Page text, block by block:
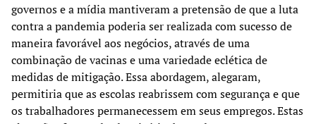
governos e a mídia mantiveram a pretensão de que a luta
contra a pandemia poderia ser realizada com sucesso de
maneira favorável aos negócios, através de uma
combinação de vacinas e uma variedade eclética de
medidas de mitigação. Essa abordagem, alegaram,
permitiria que as escolas reabrissem com segurança e que
os trabalhadores permanecessem em seus empregos. Estas